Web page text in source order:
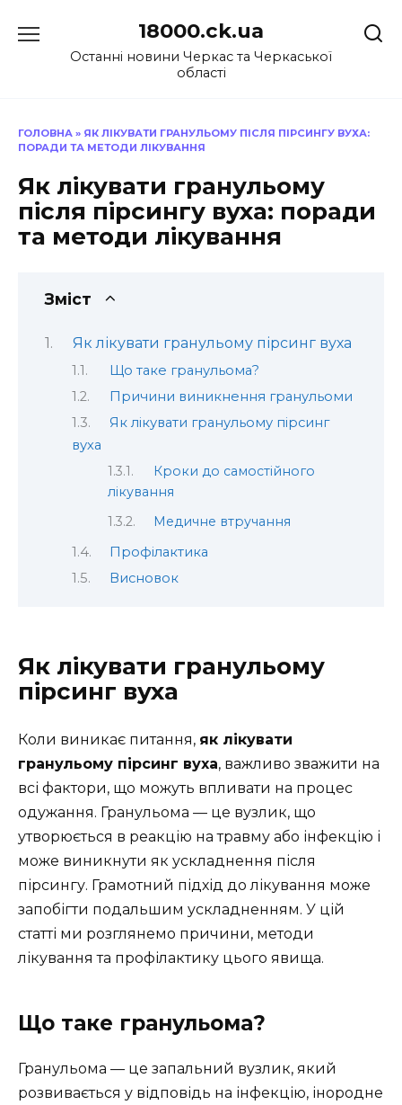
до
18000.ck.ua
Останні новини Черкас та Черкаської
області
ГОЛОВНА » ЯК ЛІКУВАТИ ГРАНУЛЬОМУ ПІСЛЯ ПІРСИНГУ ВУХА:
ПОРАДИ ТА МЕТОДИ ЛІКУВАННЯ
Як лікувати гранульому
після пірсингу вуха: поради
та методи лікування
Зміст
Як лікувати гранульому пірсинг вуха
Що таке гранульома?
Причини виникнення гранульоми
Як лікувати гранульому пірсинг
вуха
Кроки до самостійного
лікування
Медичне втручання
Профілактика
Висновок
Як лікувати гранульому
пірсинг вуха
Коли виникає питання, як лікувати
гранульому пірсинг вуха, важливо зважити на
всі фактори, що можуть впливати на процес
одужання. Гранульома — це вузлик, що
утворюється в реакцію на травму або інфекцію і
може виникнути як ускладнення після
пірсингу. Грамотний підхід до лікування може
запобігти подальшим ускладненням. У цій
статті ми розглянемо причини, методи
лікування та профілактику цього явища.
Що таке гранульома?
Гранульома — це запальний вузлик, який
розвивається у відповідь на інфекцію, інородне